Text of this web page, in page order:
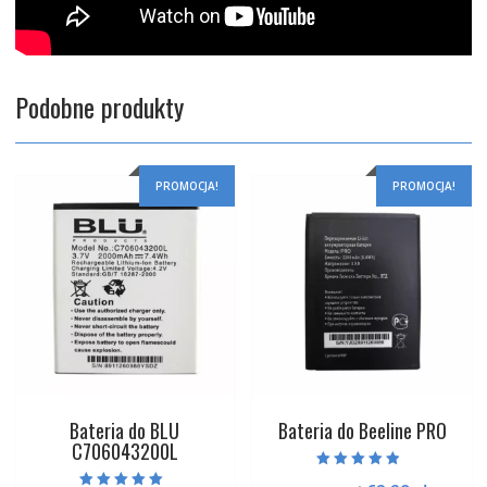
Podobne produkty
PROMOCJA!
Bateria do BLU
C706043200L
PROMOCJA!
Bateria do Beeline PRO